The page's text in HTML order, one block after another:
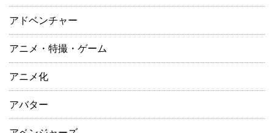
アドベンチャー
アニメ・特撮・ゲーム
アニメ化
アバター